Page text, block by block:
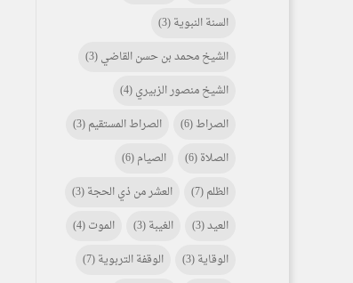
السنة النبوية(3)
الشيخ محمد بن حسن القاضي(3)
الشيخ منصور الزبيري(4)
الصراط(6) الصراط المستقيم(3)
الصلاة(6) الصيام(6)
الظلم(7) العشر من ذي الحجة(3)
العيد(3) الغيبة(3) الموت(4)
الوقاية(3) الوقفة التربوية(7)